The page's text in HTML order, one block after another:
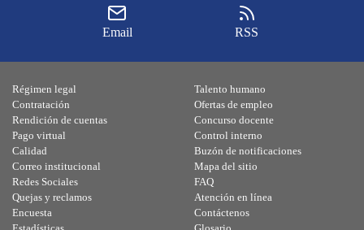
Email RSS
Régimen legal
Contratación
Rendición de cuentas
Pago virtual
Calidad
Talento humano
Ofertas de empleo
Concurso docente
Control interno
Buzón de notificaciones
Correo institucional
Redes Sociales
Quejas y reclamos
Encuesta
Mapa del sitio
FAQ
Atención en línea
Contáctenos